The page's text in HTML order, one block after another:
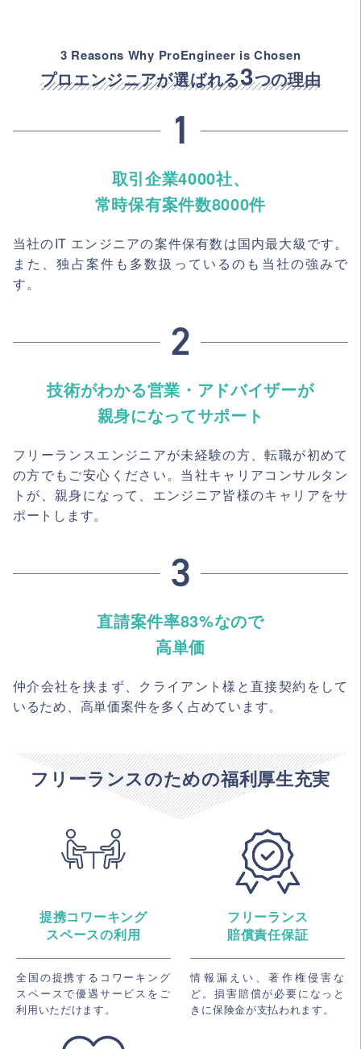
3 Reasons Why ProEngineer is Chosen
プロエンジニアが選ばれる3つの理由
取引企業4000社、
常時保有案件数8000件
当社のIT エンジニアの案件保有数は国内最大級です。
また、独占案件も多数扱っているのも当社の強みで
す。
技術がわかる営業・アドバイザーが
親身になってサポート
フリーランスエンジニアが未経験の方、転職が初めて
の方でもご安心ください。当社キャリアコンサルタン
トが、親身になって、エンジニア皆様のキャリアをサ
ポートします。
直請案件率83%なので
高単価
仲介会社を挟まず、クライアント様と直接契約をして
いるため、高単価案件を多く占めています。
フリーランスのための福利厚生充実
提携コワーキング
スペースの利用
全国の提携するコワーキング
スペースで優遇サービスをご
利用いただけます。
フリーランス
賠償責任保証
情報漏えい、著作権侵害な
ど。損害賠償が必要になっと
きに保険金が支払われます。